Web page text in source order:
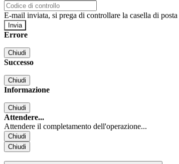
E-mail inviata, si prega di controllare la casella di
Errore
Chiudi
Successo
Chiudi
Informazione
Chiudi
Attendere...
Attendere il completamento dell'operazione...
Chiudi
Chiudi